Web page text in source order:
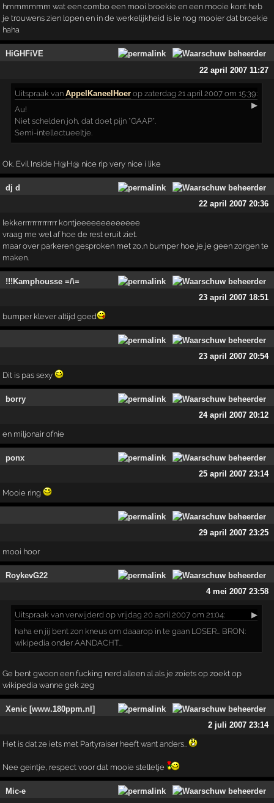
hmmmmmm wat een combo een mooi broekie en een mooie kont heb
je trouwens zien lopen en in de werkelijkheid is ie nog mooier dat broekie
haha
HiGHFiVE
22 april 2007 11:27
Uitspraak vanAppelKaneelHoer op zaterdag 21 april 2007 om 15:39:
▶
Au!
Niet schelden joh, dat doet pijn *GAAP*.
Semi-intellectueeltje.
Ok. Evil Inside H@H@ nice rip very nice i like
dj d
22 april 2007 20:36
lekkerrrrrrrrrrrrrr kontjeeeeeeeeeeeee
vraag me wel af hoe de rest eruit ziet.
maar over parkeren gesproken met zo,n bumper hoe je je geen zorgen te
maken.
!!!Kamphousse =/\=
23 april 2007 18:51
bumper klever altijd goed
23 april 2007 20:54
Dit is pas sexy
borry
24 april 2007 20:12
en miljonair ofnie
ponx
25 april 2007 23:14
Mooie ring
29 april 2007 23:25
mooi hoor
RoykevG22
4 mei 2007 23:58
Uitspraak van verwijderd op vrijdag 20 april 2007 om 21:04:
▶
haha en jij bent zon kneus om daaarop in te gaan LOSER... BRON:
wikipedia onder AANDACHT...
Ge bent gwoon een fucking nerd alleen al als je zoiets op zoekt op
wikipedia wanne gek zeg
Xenic [www.180ppm.nl]
2 juli 2007 23:14
Het is dat ze iets met Partyraiser heeft want anders..
Nee geintje, respect voor dat mooie stelletje
Mic-e